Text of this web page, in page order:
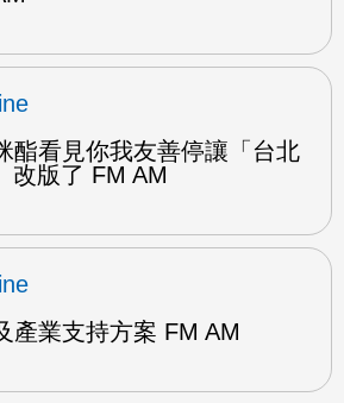
酯看見你我友善停讓「台北
改版了 FM AM
產業支持方案 FM AM